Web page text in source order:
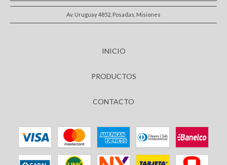
Av. Uruguay 4852, Posadas, Misiones
INICIO
PRODUCTOS
CONTACTO